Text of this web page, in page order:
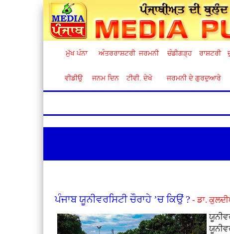
ਮੁੱਖ ਪੰਨਾ ਅੰਤਰਰਾਸ਼ਟਰੀ ਜਰਮਨੀ ਚੰਡੀਗੜ੍ਹ ਰਾਸ਼ਟਰੀ
ਵੀਡੀਉ ਜਨਮ ਦਿਨ ਟੀਵੀ. ਦੇਖੋ ਜਰਮਨੀ ਦੇ ਗੁਰਦੁਆਰੇ
ਪੰਜਾਬ ਯੂਨੀਵਰਸਿਟੀ ਚੌਰਾਹੇ ’ਚ ਕਿਉਂ ? - ਡਾ.